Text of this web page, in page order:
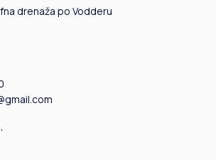
drenaža po Vodderu